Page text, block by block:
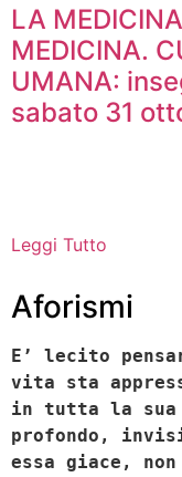
LA
MEDICINA.
UMANA:
sabato 31
Leggi Tutto
Aforismi
E’ lecito
vita sta
in tutta la sua
profondo,
essa giace,